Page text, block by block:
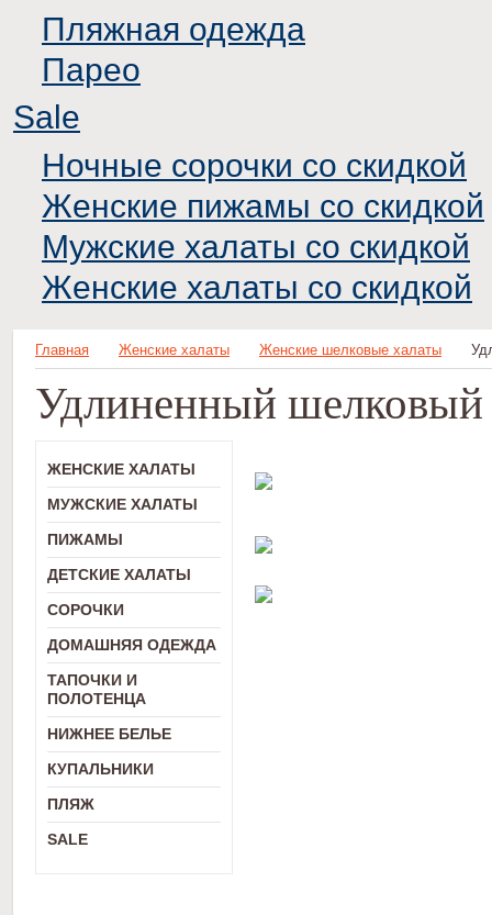
Пляжная одежда
Парео
Sale
Ночные сорочки со скидкой
Женские пижамы со скидкой
Мужские халаты со скидкой
Женские халаты со скидкой
Главная Женские халаты Женские шелковые халаты
Удлиненный шелковый
ЖЕНСКИЕ ХАЛАТЫ
МУЖСКИЕ ХАЛАТЫ
ПИЖАМЫ
ДЕТСКИЕ ХАЛАТЫ
СОРОЧКИ
ДОМАШНЯЯ ОДЕЖДА
ТАПОЧКИ И
ПОЛОТЕНЦА
НИЖНЕЕ БЕЛЬЕ
КУПАЛЬНИКИ
ПЛЯЖ
SALE